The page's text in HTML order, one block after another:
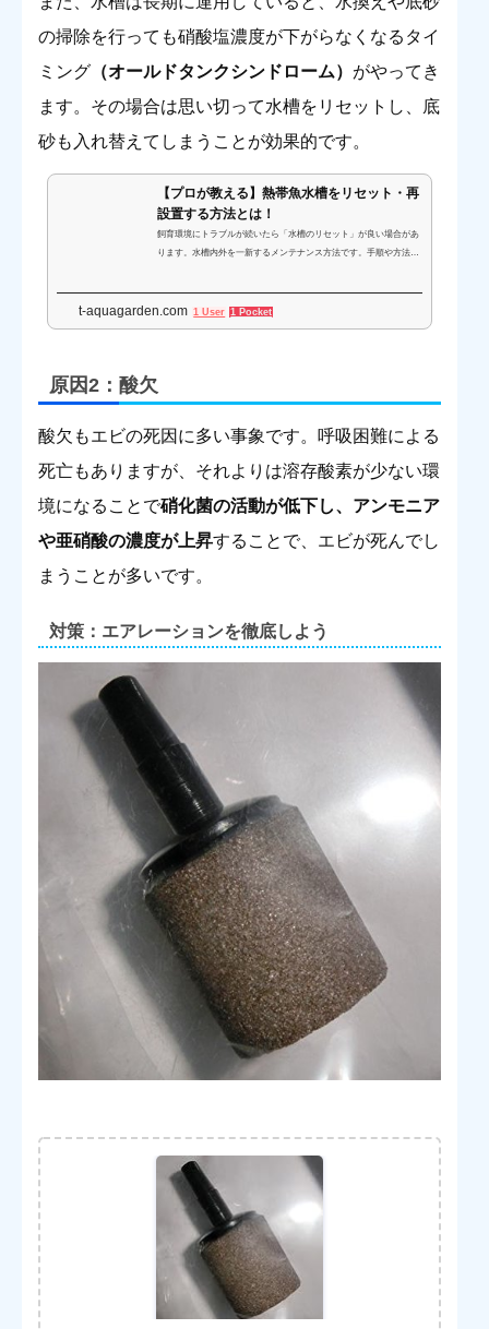
の掃除を行っても硝酸塩濃度が下がらなくなるタイ
ミング （オールドタンクシンドローム） がやってき
ます。その場合は思い切って水槽をリセットし、底
砂も入れ替えてしまうことが効果的です。
【プロが教える】熱帯魚水槽をリセット・再
設置する方法とは！
飼育環境にトラブルが続いたら「水槽のリセット」が良い場合があ
ります。水槽内外を一新するメンテナンス方法です。手順や方法を
t-aquagarden.com 1 User 1 Pocket
原因2：酸欠
酸欠もエビの死因に多い事象です。呼吸困難による
死亡もありますが、それよりは溶存酸素が少ない環
境になることで硝化菌の活動が低下し、アンモニア
や亜硝酸の濃度が上昇することで、エビが死んでし
まうことが多いです。
対策：エアレーションを徹底しよう